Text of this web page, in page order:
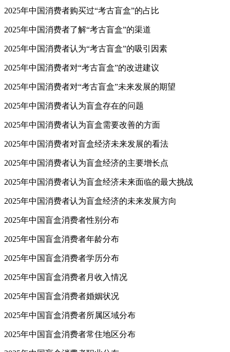
2025年中国消费者购买过“考古盲盒”的占比
2025年中国消费者了解“考古盲盒”的渠道
2025年中国消费者认为“考古盲盒”的吸引因素
2025年中国消费者对“考古盲盒”的改进建议
2025年中国消费者对“考古盲盒”未来发展的期望
2025年中国消费者认为盲盒存在的问题
2025年中国消费者认为盲盒需要改善的方面
2025年中国消费者对盲盒经济未来发展的看法
2025年中国消费者认为盲盒经济的主要增长点
2025年中国消费者认为盲盒经济未来面临的最大挑战
2025年中国消费者认为盲盒经济的未来发展方向
2025年中国盲盒消费者性别分布
2025年中国盲盒消费者年龄分布
2025年中国盲盒消费者学历分布
2025年中国盲盒消费者月收入情况
2025年中国盲盒消费者婚姻状况
2025年中国盲盒消费者所属区域分布
2025年中国盲盒消费者常住地区分布